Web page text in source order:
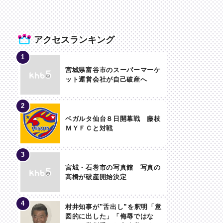
アクセスランキング
宮城県富谷市のスーパーマーケ
ット運営会社が自己破産へ
ベガルタ仙台８日開幕戦 藤枝
ＭＹＦＣと対戦
宮城・石巻市の写真館 写真の
高橋が破産開始決定
村井知事が”舌出し”を釈明「意
図的に出した」「侮辱ではな